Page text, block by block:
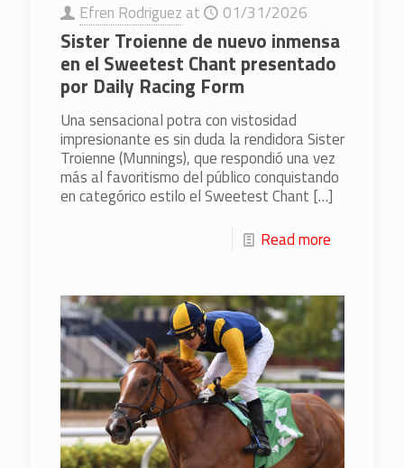
Efren Rodriguez at 01/31/2026
Sister Troienne de nuevo inmensa
en el Sweetest Chant presentado
por Daily Racing Form
Una sensacional potra con vistosidad
impresionante es sin duda la rendidora Sister
Troienne (Munnings), que respondió una vez
más al favoritismo del público conquistando
en categórico estilo el Sweetest Chant […]
Read more